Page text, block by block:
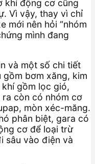
khí động cơ cũng
Vì vậy, thay vì chỉ
mới nên hỏi “nhóm
mình đang
và một số chi tiết
gồm bơm xăng, kim
khí gồm lọc gió,
ra còn có nhóm cơ
mòn xéc-măng.
phân biệt, gara có
cơ để loại trừ
sâu vào điện và